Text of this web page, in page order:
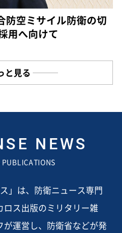
防空ミサイル防衛の切
用へ向けて
と見る
NEWS
PUBLICATIONS
」は、防衛ニュース専門
ス出版のミリタリー雑
運営し、防衛省などが発